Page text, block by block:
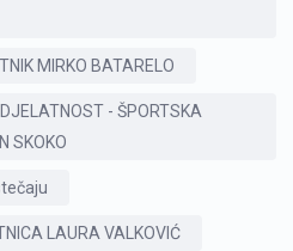
MIRKO BATARELO
- ŠPORTSKA
SKOKO
LAURA VALKOVIĆ